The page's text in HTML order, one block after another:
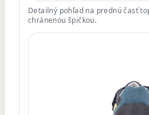
Detailný pohľad na prednú časť
chránenou špičkou.